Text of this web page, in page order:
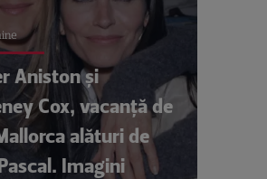
Aniston și
Cox, vacanță de
alături de
Imagini